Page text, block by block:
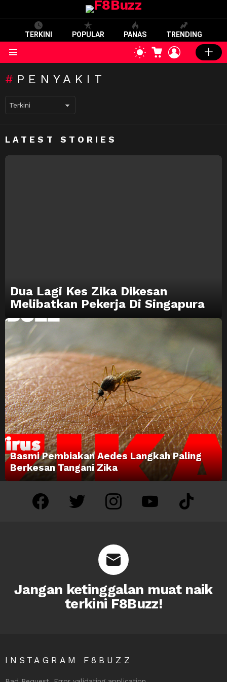
TERKINI POPULAR PANAS TRENDING
SWITCH
SKIN
CART LOGIN
PENYAKIT
LATEST STORIES
Dua Lagi Kes Zika Dikesan
Melibatkan Pekerja Di Singapura
Basmi Pembiakan Aedes Langkah Paling
Berkesan Tangani Zika
facebook twitter instagram youtube tiktok
Jangan ketinggalan muat naik
terkini F8Buzz!
INSTAGRAM F8BUZZ